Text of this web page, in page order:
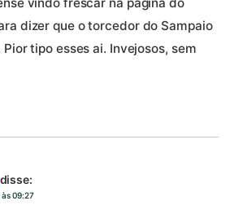
dizer que o torcedor do Sampaio
tipo esses ai. Invejosos, sem
disse:
09:27